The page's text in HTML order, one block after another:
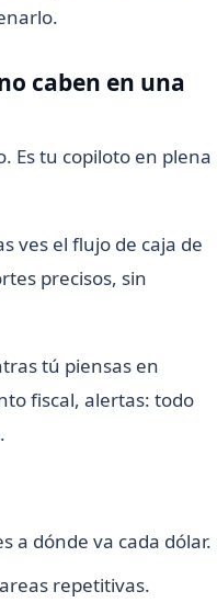
caben en una
Es tu copiloto en plena
ves el flujo de caja de
precisos, sin
tú piensas en
fiscal, alertas: todo
a dónde va cada dólar.
repetitivas.